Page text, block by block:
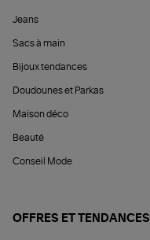
Jeans
Sacs à main
Bijoux tendances
Doudounes et Parkas
Maison déco
Beauté
Conseil Mode
OFFRES ET TENDANCES